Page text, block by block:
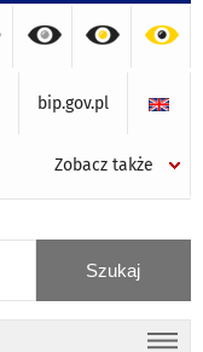
bip.gov.pl
Zobacz także